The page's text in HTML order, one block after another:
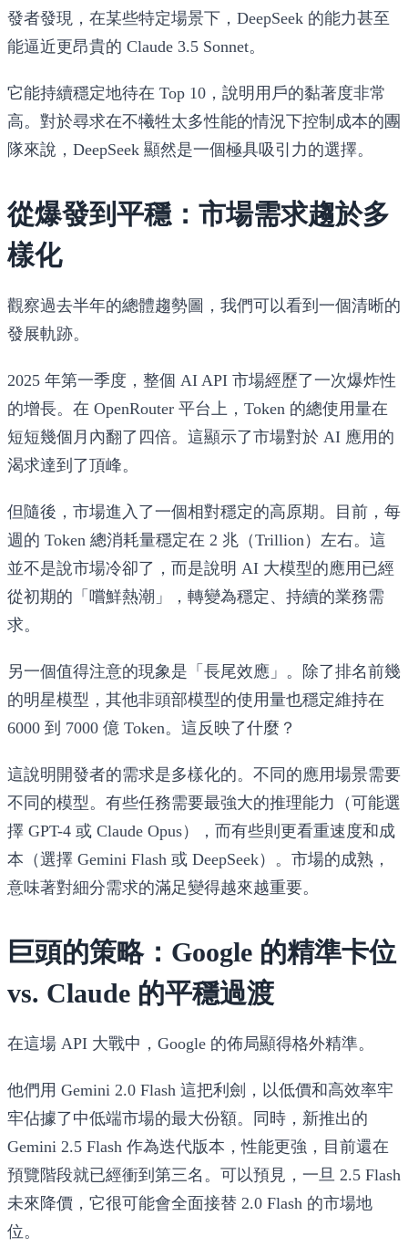
發者發現，在某些特定場景下，DeepSeek 的能力甚至
能逼近更昂貴的 Claude 3.5 Sonnet。
它能持續穩定地待在 Top 10，說明用戶的黏著度非常
高。對於尋求在不犧牲太多性能的情況下控制成本的團
隊來說，DeepSeek 顯然是一個極具吸引力的選擇。
從爆發到平穩：市場需求趨於多
樣化
觀察過去半年的總體趨勢圖，我們可以看到一個清晰的
發展軌跡。
2025 年第一季度，整個 AI API 市場經歷了一次爆炸性
的增長。在 OpenRouter 平台上，Token 的總使用量在
短短幾個月內翻了四倍。這顯示了市場對於 AI 應用的
渴求達到了頂峰。
但隨後，市場進入了一個相對穩定的高原期。目前，每
週的 Token 總消耗量穩定在 2 兆（Trillion）左右。這
並不是說市場冷卻了，而是說明 AI 大模型的應用已經
從初期的「嚐鮮熱潮」，轉變為穩定、持續的業務需
求。
另一個值得注意的現象是「長尾效應」。除了排名前幾
的明星模型，其他非頭部模型的使用量也穩定維持在
6000 到 7000 億 Token。這反映了什麼？
這說明開發者的需求是多樣化的。不同的應用場景需要
不同的模型。有些任務需要最強大的推理能力（可能選
擇 GPT-4 或 Claude Opus），而有些則更看重速度和成
本（選擇 Gemini Flash 或 DeepSeek）。市場的成熟，
意味著對細分需求的滿足變得越來越重要。
巨頭的策略：Google 的精準卡位
vs. Claude 的平穩過渡
在這場 API 大戰中，Google 的佈局顯得格外精準。
他們用 Gemini 2.0 Flash 這把利劍，以低價和高效率牢
牢佔據了中低端市場的最大份額。同時，新推出的
Gemini 2.5 Flash 作為迭代版本，性能更強，目前還在
預覽階段就已經衝到第三名。可以預見，一旦 2.5 Flash
未來降價，它很可能會全面接替 2.0 Flash 的市場地
位。